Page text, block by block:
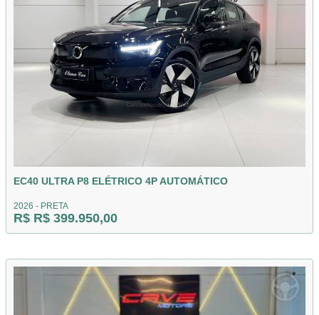
EC40 ULTRA P8 ELÉTRICO 4P AUTOMÁTICO
2026 - PRETA
R$ R$ 399.950,00